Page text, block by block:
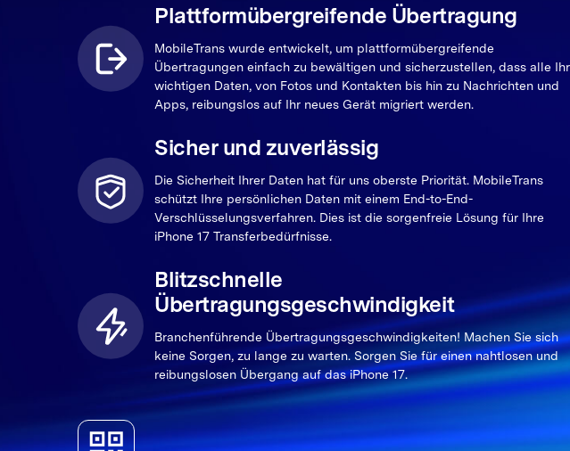
Plattformübergreifende Übertragung
MobileTrans wurde entwickelt, um plattformübergreifende
Übertragungen einfach zu bewältigen und sicherzustellen, dass alle
wichtigen Daten, von Fotos und Kontakten bis hin zu Nachrichten und
Apps, reibungslos auf Ihr neues Gerät migriert werden.
Sicher und zuverlässig
Die Sicherheit Ihrer Daten hat für uns oberste Priorität. MobileTrans
schützt Ihre persönlichen Daten mit einem End-to-End-
Verschlüsselungsverfahren. Dies ist die sorgenfreie Lösung für Ihre
iPhone 17 Transferbedürfnisse.
Blitzschnelle
Übertragungsgeschwindigkeit
Branchenführende Übertragungsgeschwindigkeiten! Machen Sie sich
keine Sorgen, zu lange zu warten. Sorgen Sie für einen nahtlosen und
reibungslosen Übergang auf das iPhone 17.